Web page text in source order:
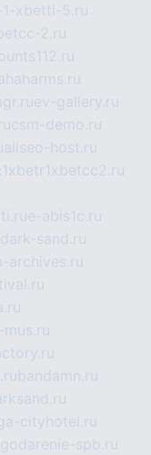
xbetti-5.ru
2.ru
ev-gallery.ru
csm-demo.ru
allseo-host.ru
e-abis1c.ru
dark-sand.ru
archives.ru
mus.ru
bandamn.ru
cityhotel.ru
spb.ru